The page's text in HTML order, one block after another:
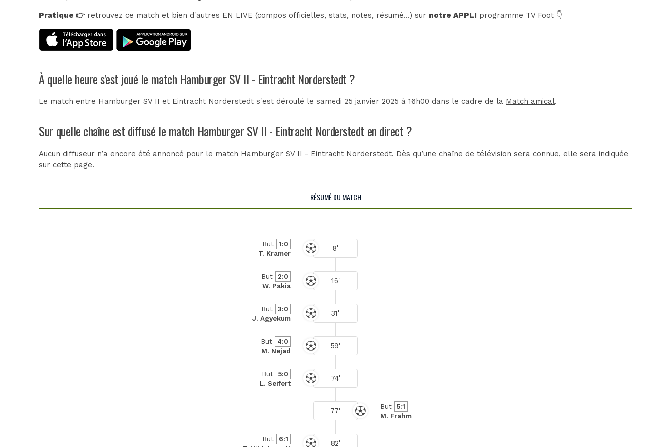
Pratique 👉retrouvez ce match et bien d'autres EN LIVE (compos officielles, stats, notes, résumé...) sur notre APPLI programme TV Foot 👇
À quelle heure s'est joué le match Hamburger SV II - Eintracht Norderstedt ?
Le match entre Hamburger SV II et Eintracht Norderstedt s'est déroulé le samedi 25 janvier 2025 à 16h00 dans le cadre de la Match amical.
Sur quelle chaîne est diffusé le match Hamburger SV II - Eintracht Norderstedt en direct ?
Aucun diffuseur n’a encore été annoncé pour le match Hamburger SV II - Eintracht Norderstedt. Dès qu’une chaîne de télévision sera connue, elle sera indiquée
sur cette page.
RÉSUMÉ DU MATCH
8'
But
1:0
T. Kramer
16'
But
2:0
W. Pakia
31'
But
3:0
J. Agyekum
59'
But
4:0
M. Nejad
74'
But
5:0
L. Seifert
77' But
5:1
M. Frahm
82'
But
6:1